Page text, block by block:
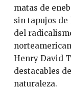
matas de
sin tapujos de
del
Henry David
destacables
naturaleza.